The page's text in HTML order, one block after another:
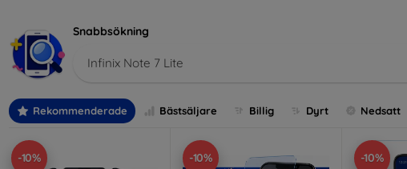
Snabbsökning
Infinix Note 7 Lite
Rekommenderade Bästsäljare Billig Dyrt Nedsatt
-10% -10% -10%